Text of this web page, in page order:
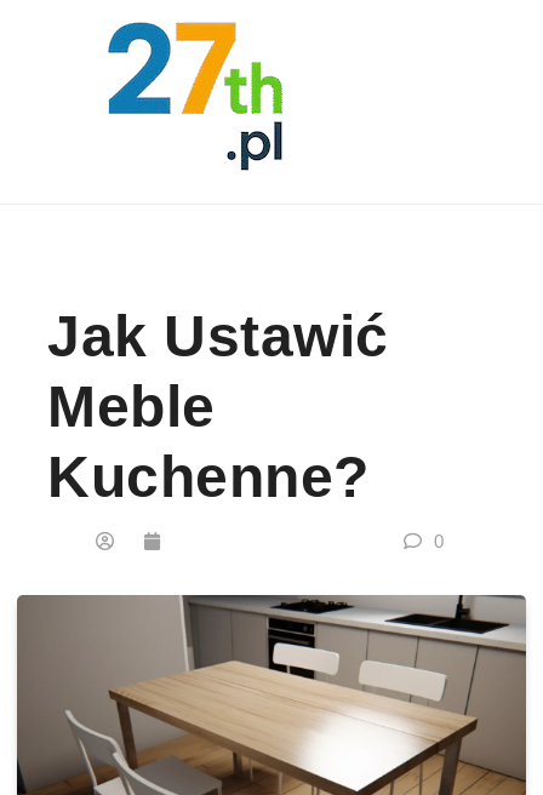
Jak Ustawić
Meble
Kuchenne?
0